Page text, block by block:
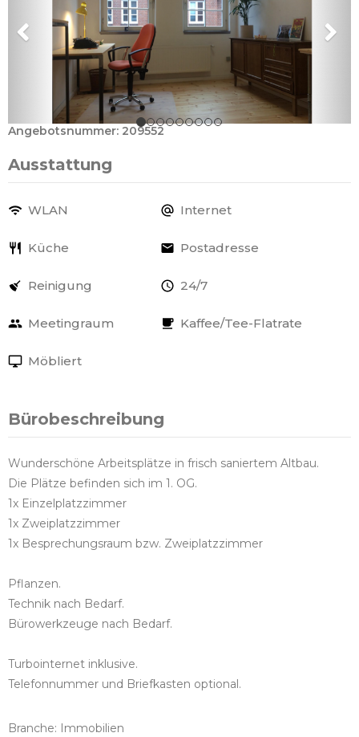
Angebotsnummer: 209552
Ausstattung
WLAN Internet
Küche Postadresse
Reinigung 24/7
Meetingraum Kaffee/Tee-Flatrate
Möbliert
Bürobeschreibung
Wunderschöne Arbeitsplätze in frisch saniertem Altbau.
Die Plätze befinden sich im 1. OG.
1x Einzelplatzzimmer
1x Zweiplatzzimmer
1x Besprechungsraum bzw. Zweiplatzzimmer
Pflanzen.
Technik nach Bedarf.
Bürowerkzeuge nach Bedarf.
Turbointernet inklusive.
Telefonnummer und Briefkasten optional.
Branche: Immobilien